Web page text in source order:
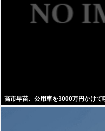
高市早苗、公用車を3000万円かけて